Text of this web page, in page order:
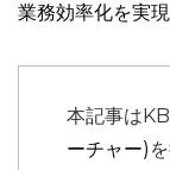
業務効率化を実現
本記事は
ーチャー)